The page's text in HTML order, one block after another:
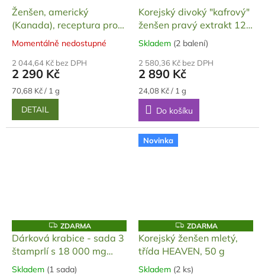
Ženšen, americký
(Kanada), receptura pro
muže, tobolky, želatinové,
Průměrné
produktu
je
5,0
z
hvězdiček.
Momentálně nedostupné
2 044,64 Kč bez DPH
2 290 Kč
Měrná
cena:
70,68 Kč / 1 g
DETAIL
Korejský divoký "kafrový"
ženšen pravý extrakt 120
g
Průměrné
produktu
je
5,0
z
hvězdiček.
Skladem (2 balení)
2 580,36 Kč bez DPH
2 890 Kč
Měrná
cena:
24,08 Kč / 1 g
Do košíku
Z
D
A
R
A
ZDARMA
Dárková krabice - sada 3
štamprlí s 18 000 mg
ženšene v tobolkách
Průměrné
Skladem (1 sada)
Novinka
Z
D
A
R
A
ZDARMA
Korejský ženšen mletý,
třída HEAVEN, 50 g
Průměrné
Skladem (2 ks)